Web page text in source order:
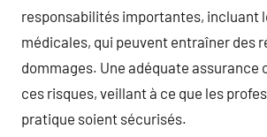
responsabilités importantes, incluant
médicales, qui peuvent entraîner des
dommages. Une adéquate assurance
ces risques, veillant à ce que les
pratique soient sécurisés.